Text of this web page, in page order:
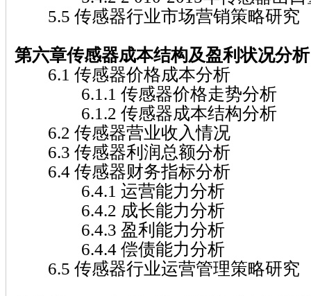
5.5 传感器行业市场营销策略研究
第六章传感器成本结构及盈利状况分析
6.1 传感器价格成本分析
6.1.1 传感器价格走势分析
6.1.2 传感器成本结构分析
6.2 传感器营业收入情况
6.3 传感器利润总额分析
6.4 传感器财务指标分析
6.4.1 运营能力分析
6.4.2 成长能力分析
6.4.3 盈利能力分析
6.4.4 偿债能力分析
6.5 传感器行业运营管理策略研究